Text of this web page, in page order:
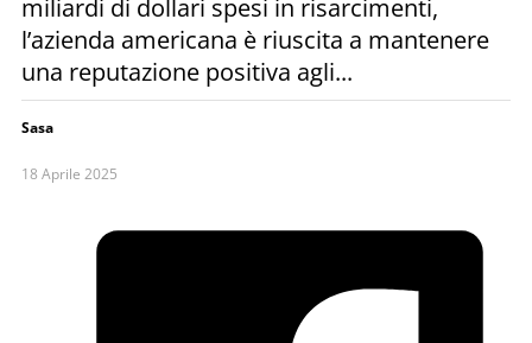
miliardi di dollari spesi in risarcimenti,
l’azienda americana è riuscita a mantenere
una reputazione positiva agli...
Sasa
18 Aprile 2025